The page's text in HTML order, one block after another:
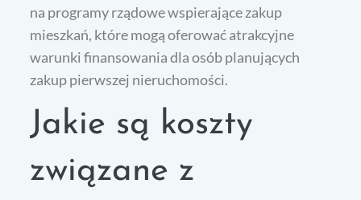
na programy rządowe wspierające zakup
mieszkań, które mogą oferować atrakcyjne
warunki finansowania dla osób planujących
zakup pierwszej nieruchomości.
Jakie są koszty
związane z